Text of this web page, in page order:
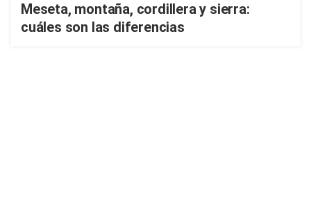
Meseta, montaña, cordillera y sierra:
cuáles son las diferencias